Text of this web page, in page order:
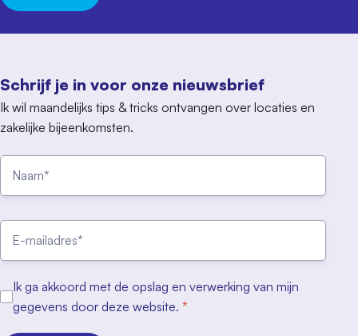
Schrijf je in voor onze nieuwsbrief
Ik wil maandelijks tips & tricks ontvangen over locaties en
zakelijke bijeenkomsten.
Ik ga akkoord met de opslag en verwerking van mijn
gegevens door deze website. *